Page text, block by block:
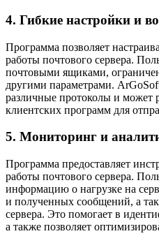
4. Гибкие настройки и
Программа позволяет
работы почтового сервера.
почтовыми ящиками,
другими параметрами.
различные протоколы и может
клиентских программ для
5. Мониторинг и
Программа предоставляет
работы почтового сервера.
информацию о нагрузке на
и полученных сообщений, а
сервера. Это помогает в
а также позволяет